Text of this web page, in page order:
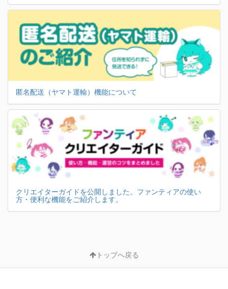
匿名配送（ヤマト運輸）機能について
クリエイターガイドを公開しました。ファンティアの使い
方・便利な機能をご紹介します。
トップへ戻る